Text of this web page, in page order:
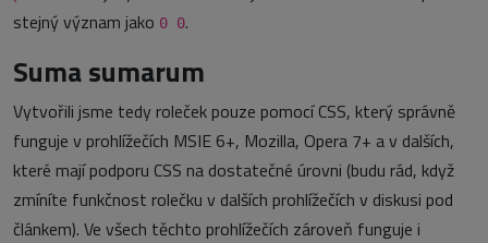
stejný význam jako 0 0.
Suma sumarum
Vytvořili jsme tedy roleček pouze pomocí CSS, který správně
funguje v prohlížečích MSIE 6+, Mozilla, Opera 7+ a v dalších,
které mají podporu CSS na dostatečné úrovni (budu rád, když
zmíníte funkčnost rolečku v dalších prohlížečích v diskusi pod
článkem). Ve všech těchto prohlížečích zároveň funguje i